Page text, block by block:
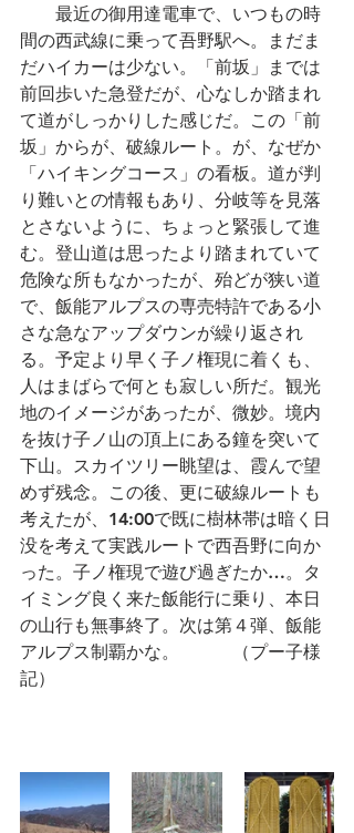
最近の御用達電車で、いつもの時
間の西武線に乗って吾野駅へ。まだま
だハイカーは少ない。「前坂」までは
前回歩いた急登だが、心なしか踏まれ
て道がしっかりした感じだ。この「前
坂」からが、破線ルート。が、なぜか
「ハイキングコース」の看板。道が判
り難いとの情報もあり、分岐等を見落
とさないように、ちょっと緊張して進
む。登山道は思ったより踏まれていて
危険な所もなかったが、殆どが狭い道
で、飯能アルプスの専売特許である小
さな急なアップダウンが繰り返され
る。予定より早く子ノ権現に着くも、
人はまばらで何とも寂しい所だ。観光
地のイメージがあったが、微妙。境内
を抜け子ノ山の頂上にある鐘を突いて
下山。スカイツリー眺望は、霞んで望
めず残念。この後、更に破線ルートも
考えたが、14:00で既に樹林帯は暗く日
没を考えて実践ルートで西吾野に向か
った。子ノ権現で遊び過ぎたか…。タ
イミング良く来た飯能行に乗り、本日
の山行も無事終了。次は第４弾、飯能
アルプス制覇かな。　　　（プー子様
記）